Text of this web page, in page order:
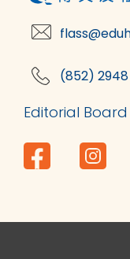
(852) 2948
Editorial Board